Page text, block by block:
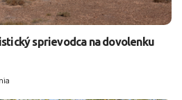
sprievodca na dovolenku